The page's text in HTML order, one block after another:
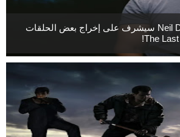
المخرج Neil Druckmann سيشرف على إخراج بعض الحلقات